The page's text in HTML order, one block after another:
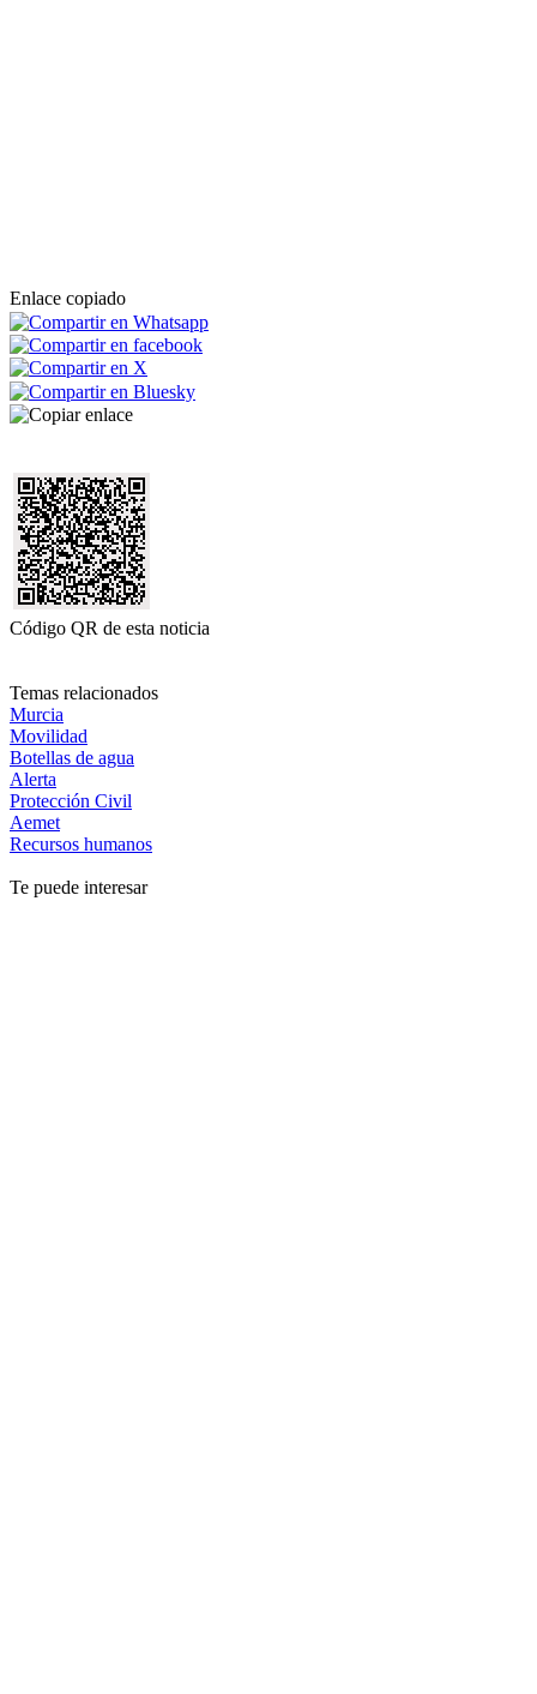
Enlace copiado
Código QR de esta noticia
Temas relacionados
Murcia
Movilidad
Botellas de agua
Alerta
Protección Civil
Aemet
Recursos humanos
Te puede interesar